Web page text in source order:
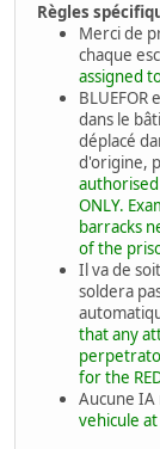
Règles
Merci de
chaque
assigned
BLUEFOR
dans le
déplacé
d'origine,
ONLY.
barracks
of the
Il va de
soldera
that any
for the
Aucune IA
vehicule at